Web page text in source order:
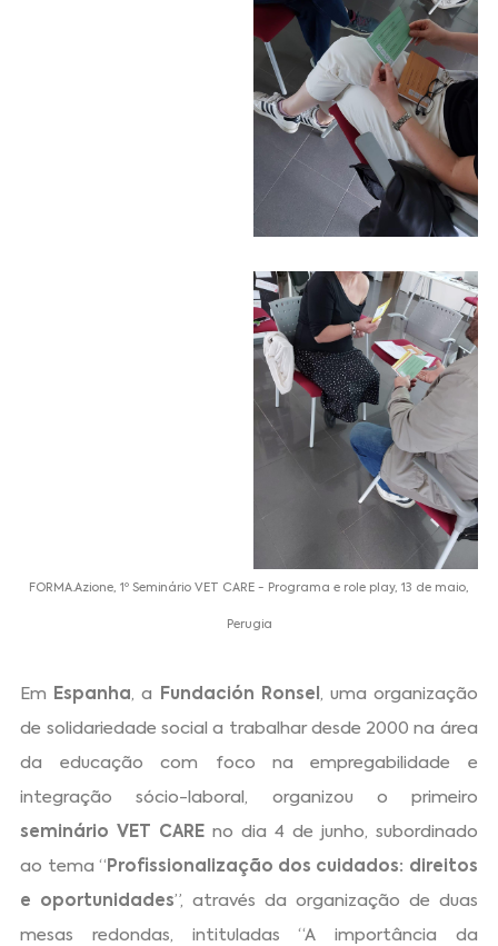
FORMA.Azione, 1º Seminário VET CARE - Programa e role play, 13 de maio,
Perugia
Em Espanha, a Fundación Ronsel , uma organização
de solidariedade social a trabalhar desde 2000 na área
da educação com foco na empregabilidade e
integração sócio-laboral, organizou o primeiro
seminário VET CARE no dia 4 de junho, subordinado
ao tema “ Profissionalização dos cuidados: direitos
e oportunidades”, através da organização de duas
mesas redondas, intituladas “A importância da